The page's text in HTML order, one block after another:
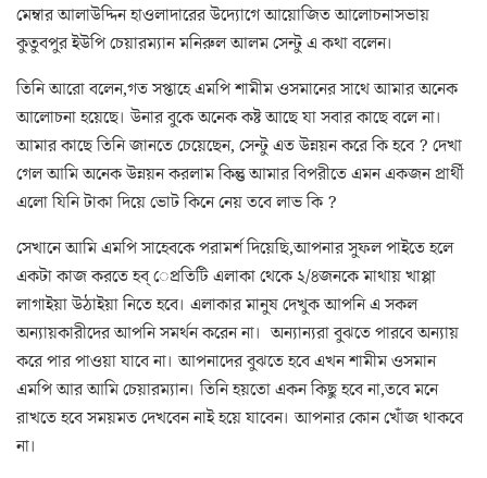
মেম্বার আলাউদ্দিন হাওলাদারের উদ্যোগে আয়োজিত আলোচনাসভায়
কুতুবপুর ইউপি চেয়ারম্যান মনিরুল আলম সেন্টু এ কথা বলেন।
তিনি আরো বলেন,গত সপ্তাহে এমপি শামীম ওসমানের সাথে আমার অনেক
আলোচনা হয়েছে। উনার বুকে অনেক কষ্ট আছে যা সবার কাছে বলে না।
আমার কাছে তিনি জানতে চেয়েছেন, সেন্টু এত উন্নয়ন করে কি হবে ? দেখা
গেল আমি অনেক উন্নয়ন করলাম কিন্তু আমার বিপরীতে এমন একজন প্রার্থী
এলো যিনি টাকা দিয়ে ভোট কিনে নেয় তবে লাভ কি ?
সেখানে আমি এমপি সাহেবকে পরামর্শ দিয়েছি,আপনার সুফল পাইতে হলে
একটা কাজ করতে হব্ েপ্রতিটি এলাকা থেকে ২/৪জনকে মাথায় খাপ্পা
লাগাইয়া উঠাইয়া নিতে হবে। এলাকার মানুষ দেখুক আপনি এ সকল
অন্যায়কারীদের আপনি সমর্থন করেন না। অন্যান্যরা বুঝতে পারবে অন্যায়
করে পার পাওয়া যাবে না। আপনাদের বুঝতে হবে এখন শামীম ওসমান
এমপি আর আমি চেয়ারম্যান। তিনি হয়তো একন কিছু হবে না,তবে মনে
রাখতে হবে সময়মত দেখবেন নাই হয়ে যাবেন। আপনার কোন খোঁজ থাকবে
না।